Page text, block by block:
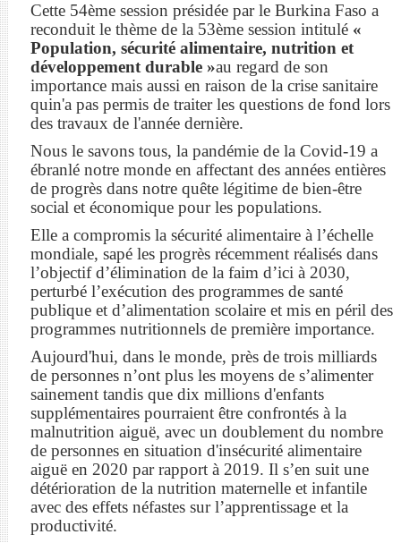
Cette 54ème session présidée par le Burkina Faso a
reconduit le thème de la 53ème session intitulé «
Population, sécurité alimentaire, nutrition et
développement durable »au regard de son
importance mais aussi en raison de la crise sanitaire
quin'a pas permis de traiter les questions de fond lors
des travaux de l'année dernière.
Nous le savons tous, la pandémie de la Covid-19 a
ébranlé notre monde en affectant des années entières
de progrès dans notre quête légitime de bien-être
social et économique pour les populations.
Elle a compromis la sécurité alimentaire à l’échelle
mondiale, sapé les progrès récemment réalisés dans
l’objectif d’élimination de la faim d’ici à 2030,
perturbé l’exécution des programmes de santé
publique et d’alimentation scolaire et mis en péril des
programmes nutritionnels de première importance.
Aujourd'hui, dans le monde, près de trois milliards
de personnes n’ont plus les moyens de s’alimenter
sainement tandis que dix millions d'enfants
supplémentaires pourraient être confrontés à la
malnutrition aiguë, avec un doublement du nombre
de personnes en situation d'insécurité alimentaire
aiguë en 2020 par rapport à 2019. Il s’en suit une
détérioration de la nutrition maternelle et infantile
avec des effets néfastes sur l’apprentissage et la
productivité.